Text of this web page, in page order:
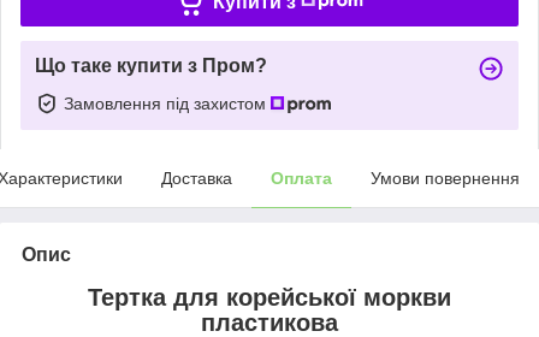
Що таке купити з Пром?
Замовлення під захистом
Доставка Оплата Умови повернення
Опис
Тертка для корейської моркви
пластикова